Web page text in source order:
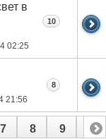
в
02:25
10
21:56
8
7 8 9 10